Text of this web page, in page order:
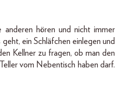
anderen hören und nicht immer
geht, ein Schläfchen einlegen und
Kellner zu fragen, ob man den
vom Nebentisch haben darf.